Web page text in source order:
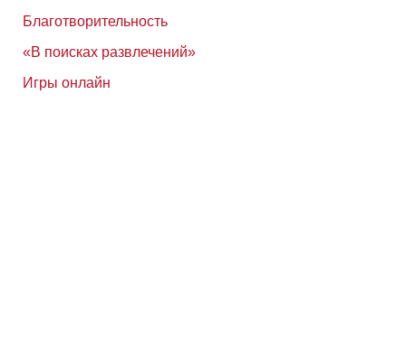
Благотворительность
«В поисках развлечений»
Игры онлайн